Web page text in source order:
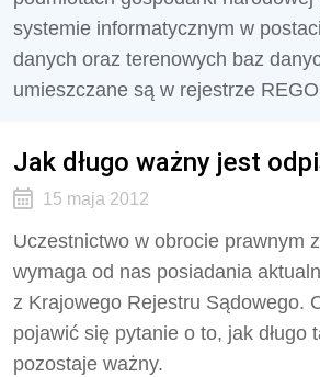
systemie informatycznym w
danych oraz terenowych baz
umieszczane są w rejestrze
Jak długo ważny jest
15 maja 2012
Uczestnictwo w obrocie prawnym z
wymaga od nas posiadania
z Krajowego Rejestru Sądowego.
pojawić się pytanie o to, jak długo
pozostaje ważny.